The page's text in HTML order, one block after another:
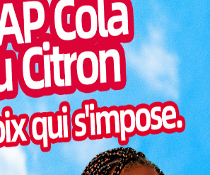
SOCIÉTÉ
Foire Internationale de Lomé
2026 : la procédure officielle
pour réserver...
Charbel SOSSOUVI 14 juillet 2026 0
À mesure que la 21ᵉ Foire Internationale de Lomé